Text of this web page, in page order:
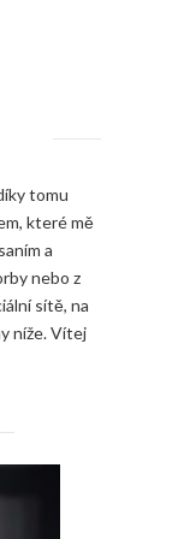
tomu
které mě
a
nebo z
sítě, na
níže. Vítej